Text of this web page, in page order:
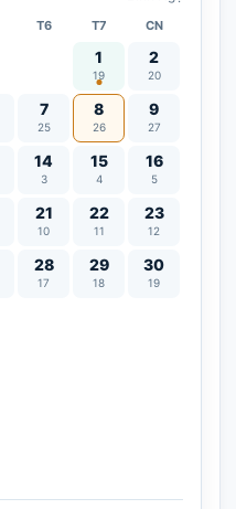
T6 T7 CN
1
19
Vía Quán Thế Âm
2
20
7
25
8
26
9
27
14
3
15
4
16
5
21
10
22
11
23
12
28
17
29
18
30
19